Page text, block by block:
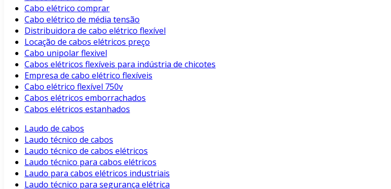
Cabo elétrico comprar
Cabo elétrico de média tensão
Distribuidora de cabo elétrico flexível
Locação de cabos elétricos preço
Cabo unipolar flexivel
Cabos elétricos flexíveis para indústria de chicotes
Empresa de cabo elétrico flexíveis
Cabo elétrico flexível 750v
Cabos elétricos emborrachados
Cabos elétricos estanhados
Laudo de cabos
Laudo técnico de cabos
Laudo técnico de cabos elétricos
Laudo técnico para cabos elétricos
Laudo para cabos elétricos industriais
Laudo técnico para segurança elétrica